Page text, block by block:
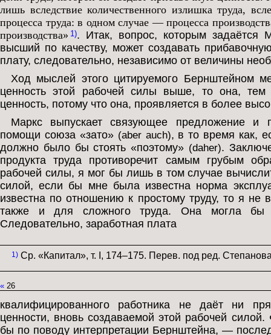
лишь вследствие количественного излишка труда,
процесса труда: в одном случае — процесса
производства» 1). Итак, вопрос, которым задаётся
высший по качеству, может создавать
плату, следовательно, независимо от величины
Ход мыслей этого цитируемого Бернштейном
ценность этой рабочей силы выше, то она,
ценность, потому что она, проявляется в более
Маркс выпускает связующее предложение и
помощи союза «зато» (aber auch), в то время как,
должно было бы стоять «поэтому» (daher).
продукта труда противоречит самым грубым
рабочей силы, я мог бы лишь в том случае
силой, если бы мне была известна норма
известна по отношению к простому труду, то я не
также и для сложного труда. Она могла бы
Следовательно, заработная плата
1)Ср. «Капитал», т. I, 174–175. Перев. под ред.
« 26
квалифицированного работника не даёт ни
ценности, вновь создаваемой этой рабочей
бы по поводу интерпретации Бернштейна, —